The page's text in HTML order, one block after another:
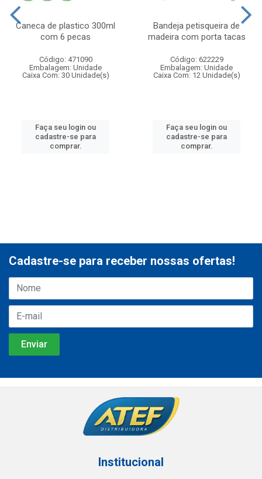
Caneca de plastico 300ml
com 6 pecas
Código: 471090
Embalagem: Unidade
Caixa Com: 30 Unidade(s)
Faça seu login ou
cadastre-se para
comprar.
Bandeja petisqueira de
madeira com porta tacas
Código: 622229
Embalagem: Unidade
Caixa Com: 12 Unidade(s)
Faça seu login ou
cadastre-se para
comprar.
Cadastre-se para receber nossas ofertas!
Institucional